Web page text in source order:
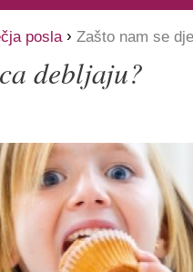
posla › Zašto nam se
debljaju?